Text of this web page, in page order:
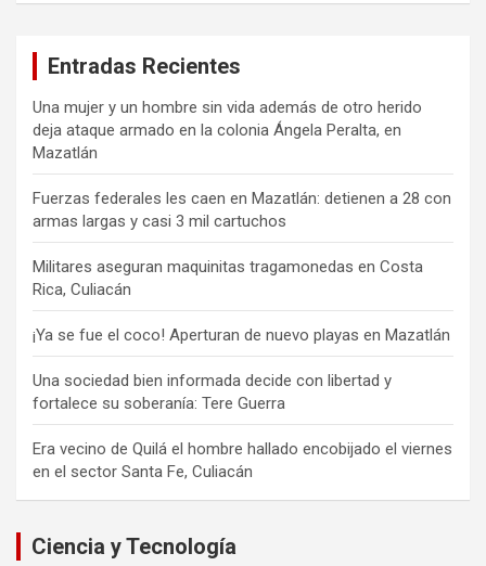
Entradas Recientes
Una mujer y un hombre sin vida además de otro herido
deja ataque armado en la colonia Ángela Peralta, en
Mazatlán
Fuerzas federales les caen en Mazatlán: detienen a 28 con
armas largas y casi 3 mil cartuchos
Militares aseguran maquinitas tragamonedas en Costa
Rica, Culiacán
¡Ya se fue el coco! Aperturan de nuevo playas en Mazatlán
Una sociedad bien informada decide con libertad y
fortalece su soberanía: Tere Guerra
Era vecino de Quilá el hombre hallado encobijado el viernes
en el sector Santa Fe, Culiacán
Ciencia y Tecnología